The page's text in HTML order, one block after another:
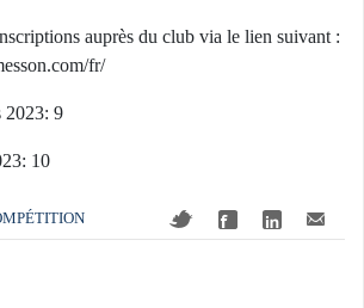
auprès du club via le lien suivant :
fr/
2023: 9
10